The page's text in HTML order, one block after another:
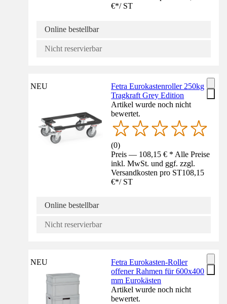
€*/ ST
Online bestellbar
Nicht reservierbar
NEU
Fetra Eurokastenroller 250kg
Tragkraft Grey Edition
Artikel wurde noch nicht
bewertet.
(0)
Preis — 108,15 € * Alle Preise
inkl. MwSt. und ggf. zzgl.
Versandkosten pro ST108,15
€*/ ST
Online bestellbar
Nicht reservierbar
NEU
Fetra Eurokasten-Roller
offener Rahmen für 600x400
mm Eurokästen
Artikel wurde noch nicht
bewertet.